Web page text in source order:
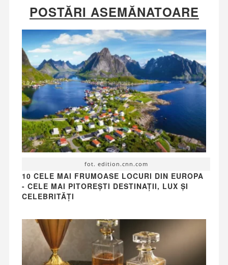
POSTĂRI ASEMĂNATOARE
fot. edition.cnn.com
10 CELE MAI FRUMOASE LOCURI DIN EUROPA
- CELE MAI PITOREȘTI DESTINAȚII, LUX ȘI
CELEBRITĂȚI